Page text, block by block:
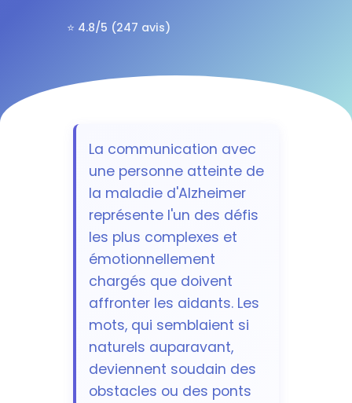
⭐ 4.8/5 (247 avis)
La communication avec
une personne atteinte de
la maladie d'Alzheimer
représente l'un des défis
les plus complexes et
émotionnellement
chargés que doivent
affronter les aidants. Les
mots, qui semblaient si
naturels auparavant,
deviennent soudain des
obstacles ou des ponts